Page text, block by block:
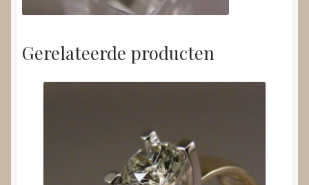
Gerelateerde producten